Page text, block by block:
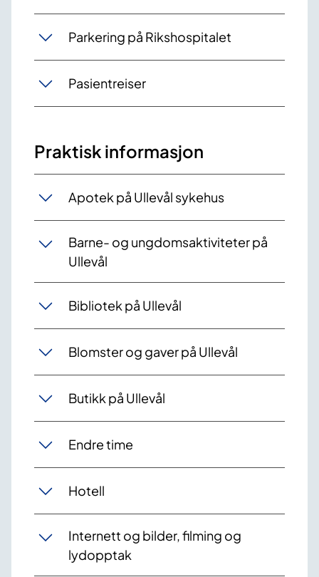
Parkering på Rikshospitalet
Pasientreiser
Praktisk informasjon
Apotek på Ullevål sykehus
Barne- og ungdomsaktiviteter på
Ullevål
Bibliotek på Ullevål
Blomster og gaver på Ullevål
Butikk på Ullevål
Endre time
Hotell
Internett og bilder, filming og
lydopptak